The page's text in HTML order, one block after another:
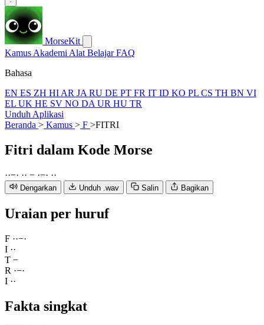
MorseKit
Kamus Akademi Alat BelajarFAQ
Bahasa
EN ES ZH HI AR JA RU DE PT FR IT ID KO PL CS TH BN VI
EL UK HE SV NO DA UR HU TR
Unduh Aplikasi
Beranda > Kamus > F >FITRI
Fitri dalam Kode Morse
··−· ·· − ·−· ··
Dengarkan Unduh .wav Salin Bagikan
Uraian per huruf
F ··−·
I ··
T −
R ·−·
I ··
Fakta singkat